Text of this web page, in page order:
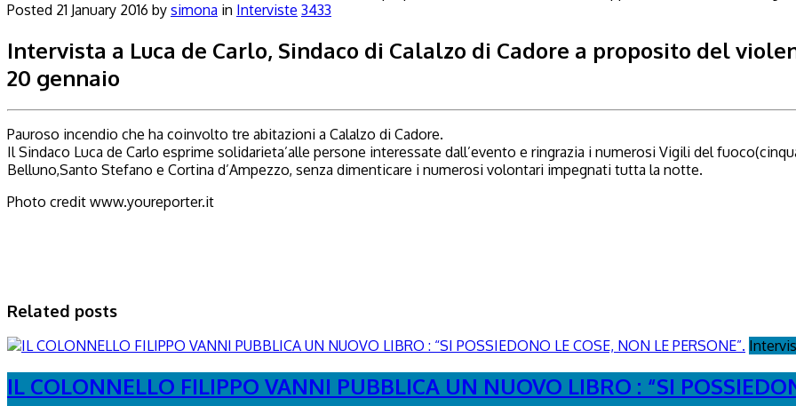
Posted 21 January 2016 by simona in Interviste 3433
Intervista a Luca de Carlo, Sindaco di Calalzo di Cadore a proposito del
20 gennaio
Pauroso incendio che ha coinvolto tre abitazioni a Calalzo di Cadore.
Il Sindaco Luca de Carlo esprime solidarieta’alle persone interessate dall’evento e ringrazia i numerosi Vigili del
Belluno,Santo Stefano e Cortina d’Ampezzo, senza dimenticare i numerosi volontari impegnati tutta la notte.
Photo credit www.youreporter.it
Related posts
IL COLONNELLO FILIPPO VANNI PUBBLICA UN NUOVO LIBRO : “SI